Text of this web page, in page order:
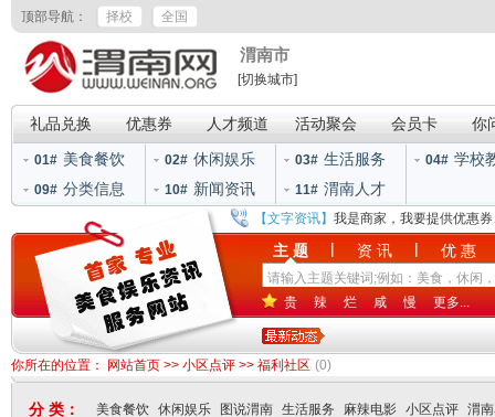
顶部导航： 择校 全国
渭南市
[切换城市]
礼品兑换 优惠券 人才频道 活动聚会 会员卡 你
01# 美食餐饮 02# 休闲娱乐 03# 生活服务 04# 学校
09# 分类信息 10# 新闻资讯 11# 渭南人才
【文字资讯】 我是商家，我要提供优惠
主 题 | 资 讯 | 优 惠
贵 辣 烂 咸 慢 更多...
你所在的位置： 网站首页 >> 小区点评 >> 福利社区 (0)
分 类： 美食餐饮 休闲娱乐 图说渭南 生活服务 麻辣电影 小区点评 渭